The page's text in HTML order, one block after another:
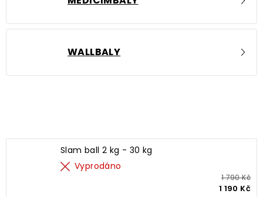
WALLBALY
Slam ball 2 kg - 30 kg
Vyprodáno
1 790 Kč
1 190 Kč